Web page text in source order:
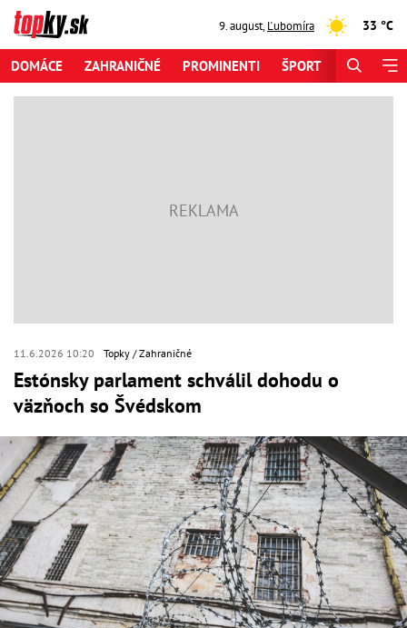
9. august,Ľubomíra 33 °C
DOMÁCE ZAHRANIČNÉ PROMINENTI ŠPORT
11.6.2026 10:20 Topky Zahraničné
Estónsky parlament schválil dohodu o
väzňoch so Švédskom